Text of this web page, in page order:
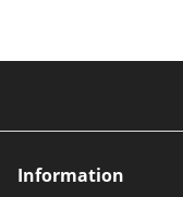
Information